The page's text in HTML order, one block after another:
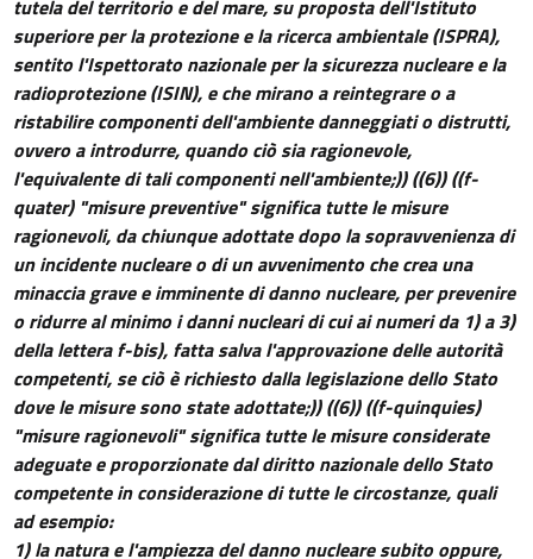
tutela del territorio e del mare, su proposta dell'Istituto
superiore per la protezione e la ricerca ambientale (ISPRA),
sentito l'Ispettorato nazionale per la sicurezza nucleare e la
radioprotezione (ISIN), e che mirano a reintegrare o a
ristabilire componenti dell'ambiente danneggiati o distrutti,
ovvero a introdurre, quando ciò sia ragionevole,
l'equivalente di tali componenti nell'ambiente;)) ((6)) ((f-
quater) "misure preventive" significa tutte le misure
ragionevoli, da chiunque adottate dopo la sopravvenienza di
un incidente nucleare o di un avvenimento che crea una
minaccia grave e imminente di danno nucleare, per prevenire
o ridurre al minimo i danni nucleari di cui ai numeri da 1) a 3)
della lettera f-bis), fatta salva l'approvazione delle autorità
competenti, se ciò è richiesto dalla legislazione dello Stato
dove le misure sono state adottate;)) ((6)) ((f-quinquies)
"misure ragionevoli" significa tutte le misure considerate
adeguate e proporzionate dal diritto nazionale dello Stato
competente in considerazione di tutte le circostanze, quali
ad esempio:
1) la natura e l'ampiezza del danno nucleare subito oppure,